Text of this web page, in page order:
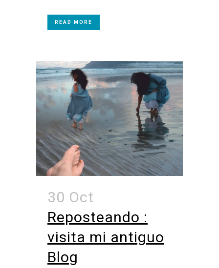
READ MORE
30 Oct
Reposteando :
visita mi antiguo
Blog